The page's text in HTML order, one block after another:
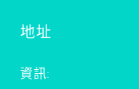
地址
資訊: